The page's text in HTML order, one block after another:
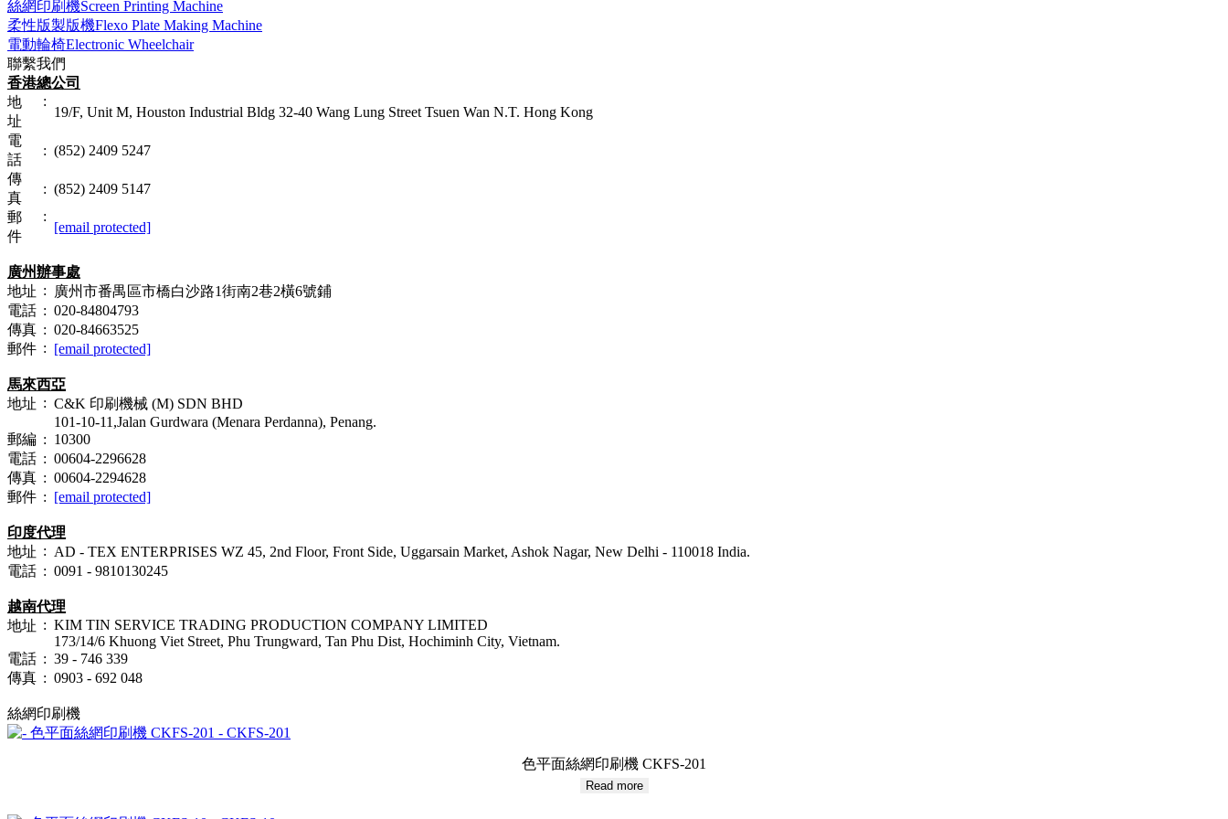
絲網印刷機Screen Printing Machine
柔性版製版機Flexo Plate Making Machine
電動輪椅Electronic Wheelchair
聯繫我們
香港總公司
地
址
:
19/F, Unit M, Houston Industrial Bldg 32-40 Wang Lung Street Tsuen Wan N.T. Hong Kong
電
話
: (852) 2409 5247
傳
真
: (852) 2409 5147
郵
件
:
[email protected]
廣州辦事處
地址 :
廣州市番禺區市橋白沙路1街南2巷2橫6號鋪
電話 : 020-84804793
傳真 : 020-84663525
郵件 : [email protected]
馬來西亞
地址 : C&K 印刷機械 (M) SDN BHD
101-10-11,Jalan Gurdwara (Menara Perdanna), Penang.
郵編 : 10300
電話 : 00604-2296628
傳真 : 00604-2294628
郵件 : [email protected]
印度代理
地址 : AD - TEX ENTERPRISES WZ 45, 2nd Floor, Front Side, Uggarsain Market, Ashok Nagar, New Delhi - 110018 India.
電話 : 0091 - 9810130245
越南代理
地址 : KIM TIN SERVICE TRADING PRODUCTION COMPANY LIMITED
173/14/6 Khuong Viet Street, Phu Trungward, Tan Phu Dist, Hochiminh City, Vietnam.
電話 : 39 - 746 339
傳真 : 0903 - 692 048
絲網印刷機
色平面絲網印刷機 CKFS-201
Read more